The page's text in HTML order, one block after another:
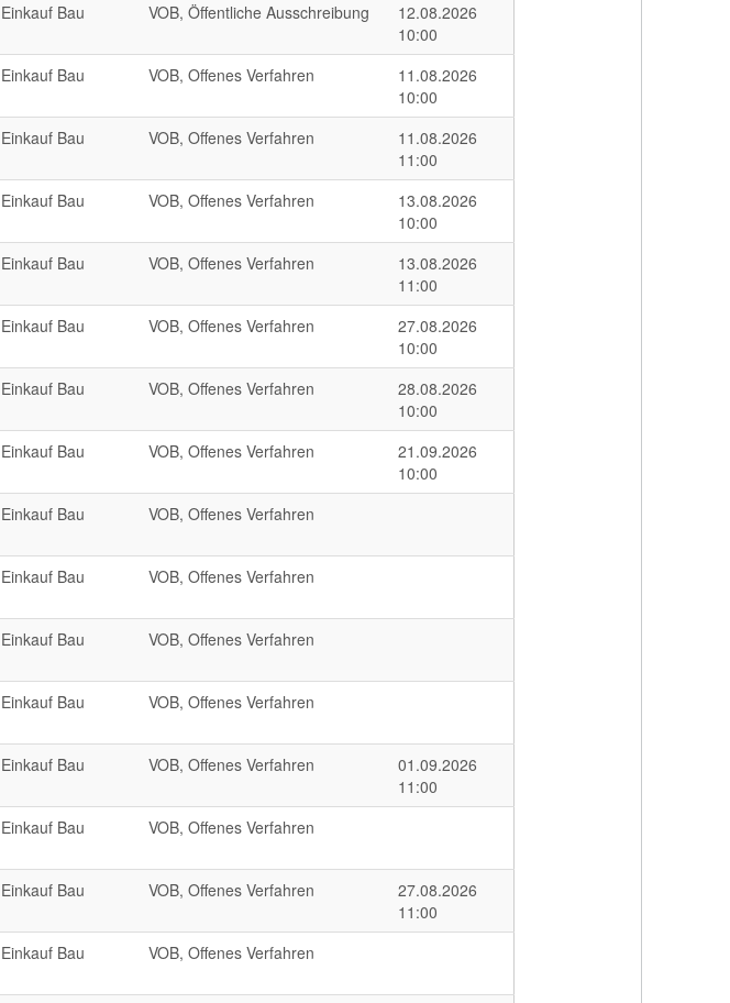
Einkauf Bau VOB, Öffentliche Ausschreibung
12.08.2026
10:00
Einkauf Bau VOB, Offenes Verfahren
11.08.2026
10:00
Einkauf Bau VOB, Offenes Verfahren
11.08.2026
11:00
Einkauf Bau VOB, Offenes Verfahren
13.08.2026
10:00
Einkauf Bau VOB, Offenes Verfahren
13.08.2026
11:00
Einkauf Bau VOB, Offenes Verfahren
27.08.2026
10:00
Einkauf Bau VOB, Offenes Verfahren
28.08.2026
10:00
Einkauf Bau VOB, Offenes Verfahren
21.09.2026
10:00
Einkauf Bau VOB, Offenes Verfahren
Einkauf Bau VOB, Offenes Verfahren
Einkauf Bau VOB, Offenes Verfahren
Einkauf Bau VOB, Offenes Verfahren
Einkauf Bau VOB, Offenes Verfahren
01.09.2026
11:00
Einkauf Bau VOB, Offenes Verfahren
Einkauf Bau VOB, Offenes Verfahren
27.08.2026
11:00
Einkauf Bau VOB, Offenes Verfahren